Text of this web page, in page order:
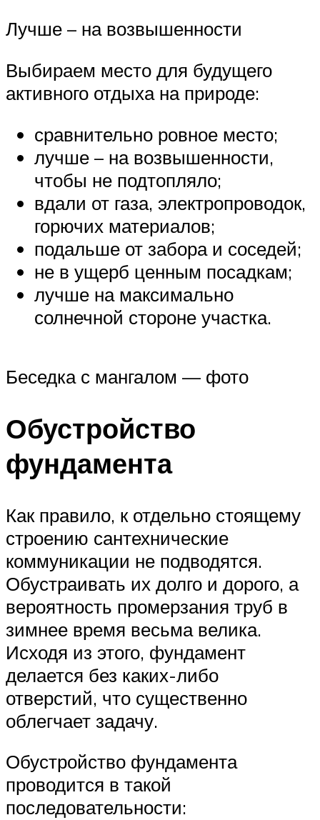
Лучше – на возвышенности
Выбираем место для будущего
активного отдыха на природе:
сравнительно ровное место;
лучше – на возвышенности,
чтобы не подтопляло;
вдали от газа, электропроводок,
горючих материалов;
подальше от забора и соседей;
не в ущерб ценным посадкам;
лучше на максимально
солнечной стороне участка.
Беседка с мангалом — фото
Обустройство
фундамента
Как правило, к отдельно стоящему
строению сантехнические
коммуникации не подводятся.
Обустраивать их долго и дорого, а
вероятность промерзания труб в
зимнее время весьма велика.
Исходя из этого, фундамент
делается без каких-либо
отверстий, что существенно
облегчает задачу.
Обустройство фундамента
проводится в такой
последовательности: